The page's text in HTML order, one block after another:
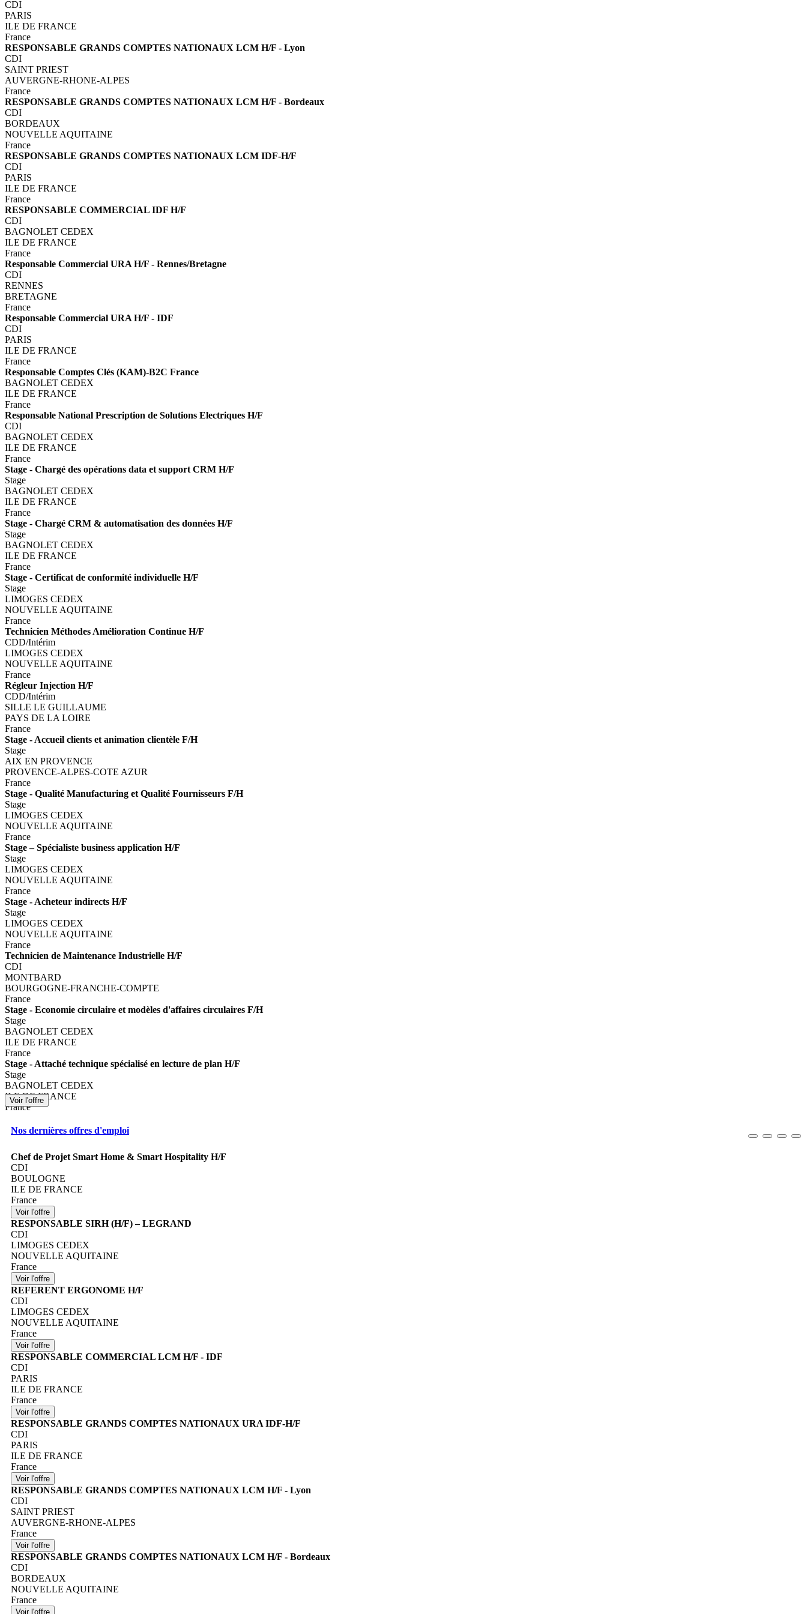
CDI
PARIS
ILE DE FRANCE
France
RESPONSABLE GRANDS COMPTES NATIONAUX LCM H/F - Lyon
CDI
SAINT PRIEST
AUVERGNE-RHONE-ALPES
France
RESPONSABLE GRANDS COMPTES NATIONAUX LCM H/F - Bordeaux
CDI
BORDEAUX
NOUVELLE AQUITAINE
France
RESPONSABLE GRANDS COMPTES NATIONAUX LCM IDF-H/F
CDI
PARIS
ILE DE FRANCE
France
RESPONSABLE COMMERCIAL IDF H/F
CDI
BAGNOLET CEDEX
ILE DE FRANCE
France
Responsable Commercial URA H/F - Rennes/Bretagne
CDI
RENNES
BRETAGNE
France
Responsable Commercial URA H/F - IDF
CDI
PARIS
ILE DE FRANCE
France
Responsable Comptes Clés (KAM)-B2C France
BAGNOLET CEDEX
ILE DE FRANCE
France
Responsable National Prescription de Solutions Electriques H/F
CDI
BAGNOLET CEDEX
ILE DE FRANCE
France
Stage - Chargé des opérations data et support CRM H/F
Stage
BAGNOLET CEDEX
ILE DE FRANCE
France
Stage - Chargé CRM & automatisation des données H/F
Stage
BAGNOLET CEDEX
ILE DE FRANCE
France
Stage - Certificat de conformité individuelle H/F
Stage
LIMOGES CEDEX
NOUVELLE AQUITAINE
France
Technicien Méthodes Amélioration Continue H/F
CDD/Intérim
LIMOGES CEDEX
NOUVELLE AQUITAINE
France
Régleur Injection H/F
CDD/Intérim
SILLE LE GUILLAUME
PAYS DE LA LOIRE
France
Stage - Accueil clients et animation clientèle F/H
Stage
AIX EN PROVENCE
PROVENCE-ALPES-COTE AZUR
France
Stage - Qualité Manufacturing et Qualité Fournisseurs F/H
Stage
LIMOGES CEDEX
NOUVELLE AQUITAINE
France
Stage – Spécialiste business application H/F
Stage
LIMOGES CEDEX
NOUVELLE AQUITAINE
France
Stage - Acheteur indirects H/F
Stage
LIMOGES CEDEX
NOUVELLE AQUITAINE
France
Technicien de Maintenance Industrielle H/F
CDI
MONTBARD
BOURGOGNE-FRANCHE-COMPTE
France
Stage - Economie circulaire et modèles d'affaires circulaires F/H
Stage
BAGNOLET CEDEX
ILE DE FRANCE
France
Stage - Attaché technique spécialisé en lecture de plan H/F
Stage
BAGNOLET CEDEX
ILE DE FRANCE
France
Nos dernières offres d'emploi
Chef de Projet Smart Home & Smart Hospitality H/F
CDI
BOULOGNE
ILE DE FRANCE
France
RESPONSABLE SIRH (H/F) – LEGRAND
CDI
LIMOGES CEDEX
NOUVELLE AQUITAINE
France
REFERENT ERGONOME H/F
CDI
LIMOGES CEDEX
NOUVELLE AQUITAINE
France
RESPONSABLE COMMERCIAL LCM H/F - IDF
CDI
PARIS
ILE DE FRANCE
France
RESPONSABLE GRANDS COMPTES NATIONAUX URA IDF-H/F
CDI
PARIS
ILE DE FRANCE
France
RESPONSABLE GRANDS COMPTES NATIONAUX LCM H/F - Lyon
CDI
SAINT PRIEST
AUVERGNE-RHONE-ALPES
France
RESPONSABLE GRANDS COMPTES NATIONAUX LCM H/F - Bordeaux
CDI
BORDEAUX
NOUVELLE AQUITAINE
France